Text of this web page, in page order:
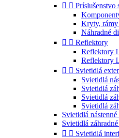
  Príslušenstvo
Kryty, rámy
Náhradné
  Reflektory
Reflektory
Reflektory
  Svietidlá
Svietidlá
Svietidlá
Svietidlá
Svietidlá
Svietidlá
Svietidlá
  Svietidlá